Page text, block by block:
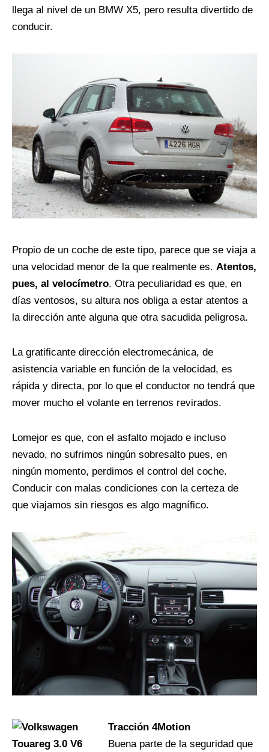
llega al nivel de un BMW X5, pero resulta divertido de
conducir.
Propio de un coche de este tipo, parece que se viaja a
una velocidad menor de la que realmente es. Atentos,
pues, al velocímetro. Otra peculiaridad es que, en
días ventosos, su altura nos obliga a estar atentos a
la dirección ante alguna que otra sacudida peligrosa.
La gratificante dirección electromecánica, de
asistencia variable en función de la velocidad, es
rápida y directa, por lo que el conductor no tendrá que
mover mucho el volante en terrenos revirados.
Lomejor es que, con el asfalto mojado e incluso
nevado, no sufrimos ningún sobresalto pues, en
ningún momento, perdimos el control del coche.
Conducir con malas condiciones con la certeza de
que viajamos sin riesgos es algo magnífico.
Tracción 4Motion
Buena parte de la seguridad que